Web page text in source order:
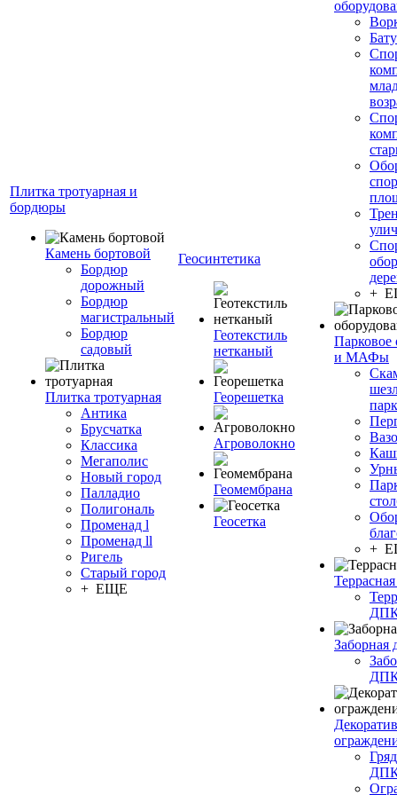
Плитка тротуарная и
бордюры
Камень бортовой
Бордюр
дорожный
Бордюр
магистральный
Бордюр
садовый
Плитка тротуарная
Антика
Брусчатка
Классика
Мегаполис
Новый город
Палладио
Полигональ
Променад l
Променад ll
Ригель
Старый город
+ ЕЩЕ
Геосинтетика
Геотекстиль
нетканый
Георешетка
Агроволокно
Геомембрана
Геосетка
+
Парковое
и МАФы
+
Заборная